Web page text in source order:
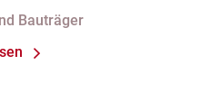
festgehaltener
Bauträger